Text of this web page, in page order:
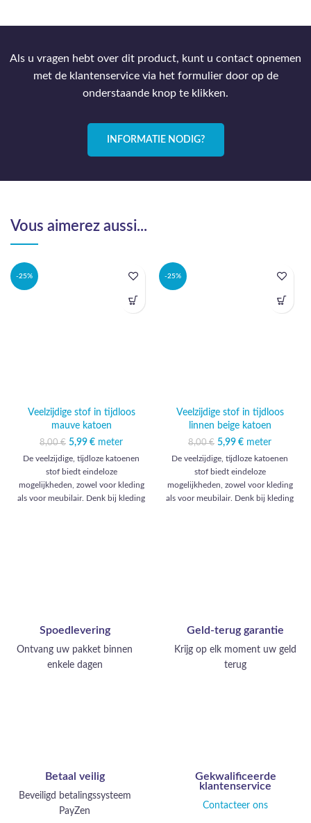
Als u vragen hebt over dit product, kunt u contact opnemen
met de klantenservice via het formulier door op de
onderstaande knop te klikken.
INFORMATIE NODIG?
Vous aimerez aussi...
-25%
Veelzijdige stof in tijdloos
mauve katoen
8,00€
Oorspronkelijke
prijs was: 8,00 €.
5,99 € Huidige prijs
is: 5,99 €.
meter
De veelzijdige, tijdloze katoenen
stof biedt eindeloze
mogelijkheden, zowel voor kleding
als voor meubilair. Denk bij kleding
-25%
Veelzijdige stof in tijdloos
linnen beige katoen
8,00€
Oorspronkelijke
prijs was: 8,00 €.
5,99 € Huidige prijs
is: 5,99 €.
meter
De veelzijdige, tijdloze katoenen
stof biedt eindeloze
mogelijkheden, zowel voor kleding
als voor meubilair. Denk bij kleding
Spoedlevering
Ontvang uw pakket binnen
enkele dagen
Geld-terug garantie
Krijg op elk moment uw geld
terug
Betaal veilig
Beveiligd betalingssysteem
PayZen
Gekwalificeerde
klantenservice
Contacteer ons